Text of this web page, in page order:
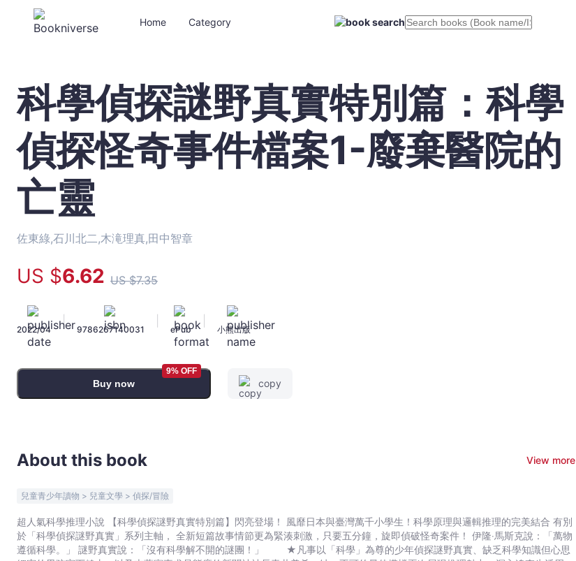
Home Category
科
學
偵
探
謎
野
真
別
科
偵
怪
事
廢
醫
的
亡
靈
科學偵探謎野真實特別篇：科學
偵探怪奇事件檔案1-廢棄醫院的
亡靈
佐東綠,石川北二,木滝理真,田中智章
US $6.62 US $7.35
2022/04
|
9786267140031 ePub 小熊出版
Buy now
9% OFF
copy
About this book View more
兒童青少年讀物 > 兒童文學 > 偵探/冒險
超人氣科學推理小說 【科學偵探謎野真實特別篇】閃亮登場！ 風靡日本與臺灣萬千小學生！科學原理與邏輯推理的完美結合 有別
於「科學偵探謎野真實」系列主軸， 全新短篇故事情節更為緊湊刺激，只要五分鐘，旋即偵破怪奇案件！ 伊隆‧馬斯克說：「萬物
遵循科學。」 謎野真實說：「沒有科學解不開的謎團！」 ★凡事以「科學」為尊的少年偵探謎野真實、缺乏科學知識但心思